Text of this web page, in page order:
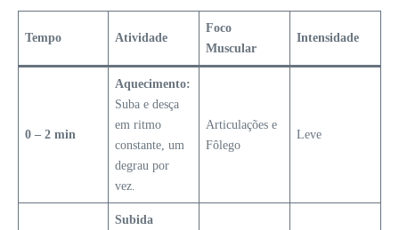
Tempo Atividade
Foco
Muscular
Intensidade
0 – 2 min
Aquecimento:
Suba e desça
em ritmo
constante, um
degrau por
vez.
Articulações e
Fôlego
Leve
Subida